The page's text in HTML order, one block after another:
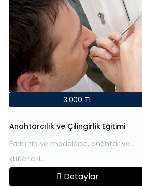
3.000 TL
Anahtarcılık ve Çilingirlik Eğitimi
Farklı tip ve modeldeki, anahtar ve
Detaylar